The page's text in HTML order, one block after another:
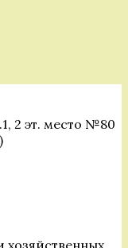
2 эт. место №80
хозяйственных